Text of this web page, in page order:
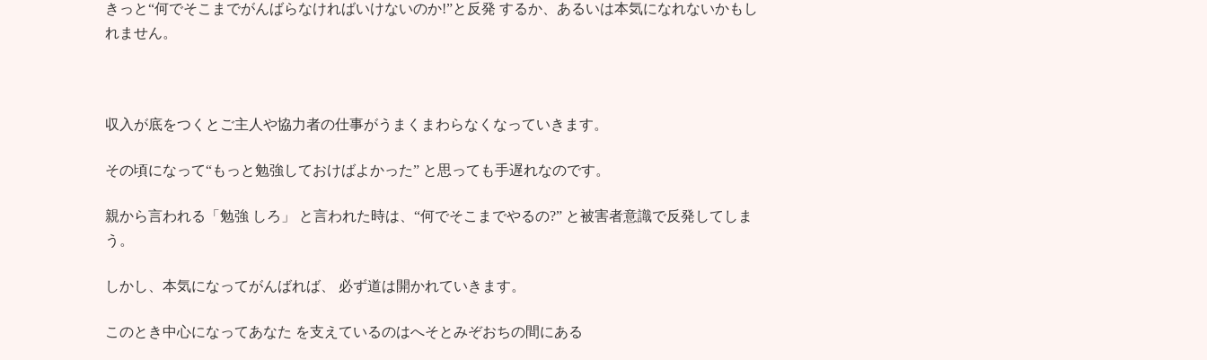
きっと“何でそこまでがんばらなければいけないのか!”と反発 するか、あるいは本気になれないかもし
れません。
収入が底をつくとご主人や協力者の仕事がうまくまわらなくなっていきます。
その頃になって“もっと勉強しておけばよかった” と思っても手遅れなのです。
親から言われる「勉強 しろ」 と言われた時は、“何でそこまでやるの?” と被害者意識で反発してしま
う。
しかし、本気になってがんばれば、 必ず道は開かれていきます。
このとき中心になってあなた を支えているのはへそとみぞおちの間にある